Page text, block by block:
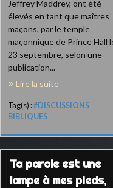
Jeffrey Maddrey, ont été
élevés en tant que maîtres
maçons, par le temple
maçonnique de Prince Hall
23 septembre, selon une
publication...
Lire la suite
Tag(s) :#DISCUSSIONS
BIBLIQUES
Ta parole est une
lampe à mes pieds,